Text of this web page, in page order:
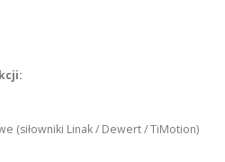
(siłowniki Linak / Dewert / TiMotion)